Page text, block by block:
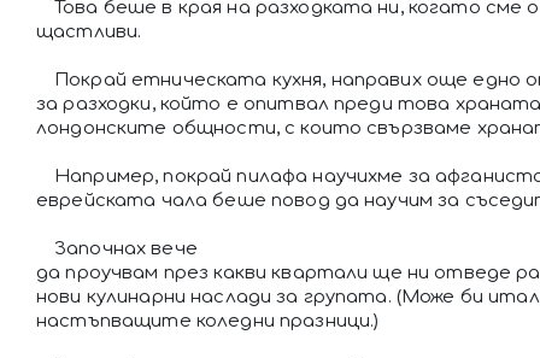
Това беше в края на разходката ни, когато сме
щастливи.
Покрай етническата кухня, направих още едно
за разходки, който е опитвал преди това
лондонските общности, с които свързваме
Например, покрай пилафа научихме за
еврейската чала беше повод да научим за
Започнах вече
да проучвам през какви квартали ще ни отведе
нови кулинарни наслади за групата. (Може би
настъпващите коледни празници.)